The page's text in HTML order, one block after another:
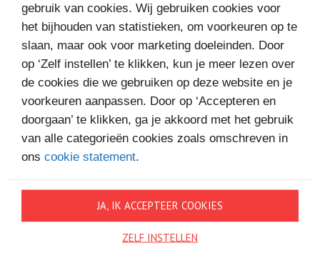
gebruik van cookies. Wij gebruiken cookies voor
het bijhouden van statistieken, om voorkeuren op te
slaan, maar ook voor marketing doeleinden. Door
op ‘Zelf instellen’ te klikken, kun je meer lezen over
de cookies die we gebruiken op deze website en je
voorkeuren aanpassen. Door op ‘Accepteren en
doorgaan’ te klikken, ga je akkoord met het gebruik
van alle categorieën cookies zoals omschreven in
ons cookie statement.
JA, IK ACCEPTEER COOKIES
ZELF INSTELLEN
MEER BOEKEN VAN
VAKANTIELEZEN